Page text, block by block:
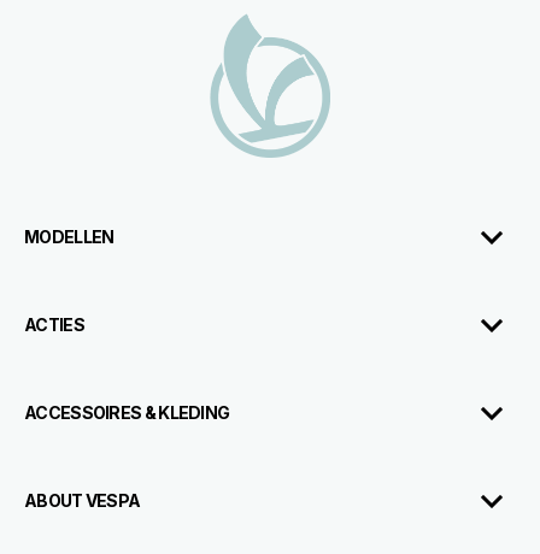
MODELLEN
ACTIES
ACCESSOIRES & KLEDING
ABOUT VESPA